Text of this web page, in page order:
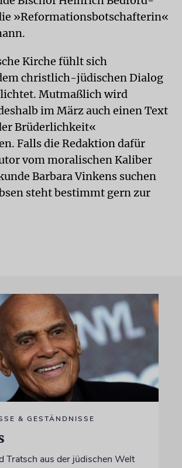
»Reformationsbotschafterin«
Kirche fühlt sich
christlich-jüdischen Dialog
Mutmaßlich wird
im März auch einen Text
Brüderlichkeit«
Falls die Redaktion dafür
vom moralischen Kaliber
Barbara Vinkens suchen
steht bestimmt gern zur
& GESTÄNDNISSE
Tratsch aus der jüdischen Welt